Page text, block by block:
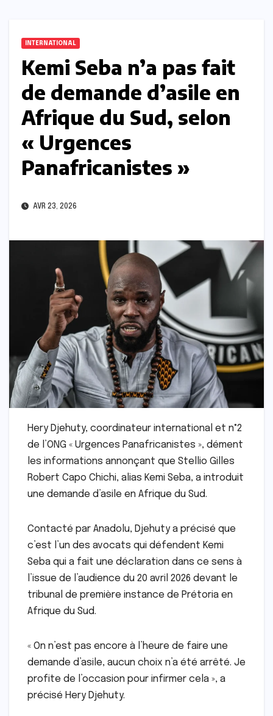
INTERNATIONAL
Kemi Seba n’a pas fait
de demande d’asile en
Afrique du Sud, selon
« Urgences
Panafricanistes »
AVR 23, 2026
Hery Djehuty, coordinateur international et n°2
de l’ONG « Urgences Panafricanistes », dément
les informations annonçant que Stellio Gilles
Robert Capo Chichi, alias Kemi Seba, a introduit
une demande d’asile en Afrique du Sud.
Contacté par Anadolu, Djehuty a précisé que
c’est l’un des avocats qui défendent Kemi
Seba qui a fait une déclaration dans ce sens à
l’issue de l’audience du 20 avril 2026 devant le
tribunal de première instance de Prétoria en
Afrique du Sud.
« On n’est pas encore à l’heure de faire une
demande d’asile, aucun choix n’a été arrêté. Je
profite de l’occasion pour infirmer cela », a
précisé Hery Djehuty.